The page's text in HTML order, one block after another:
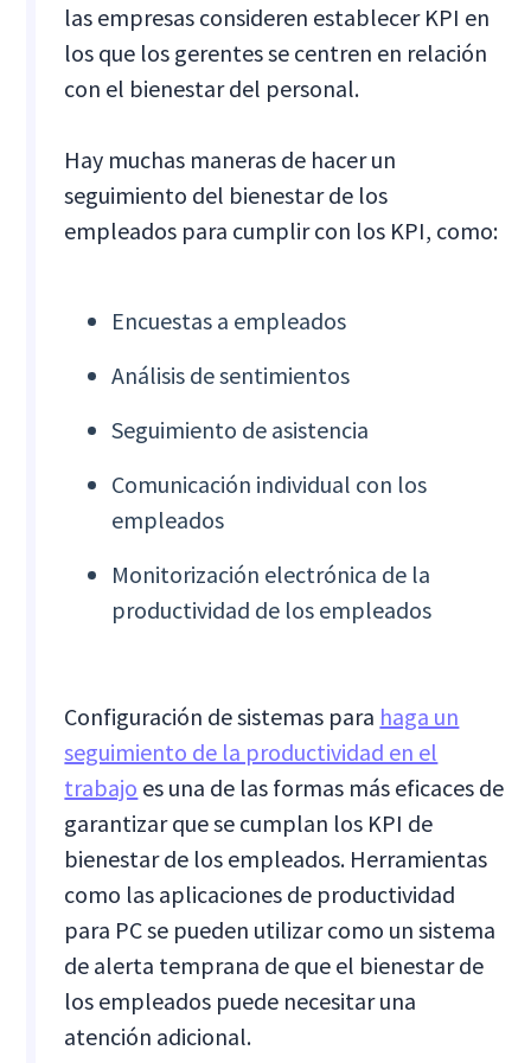
las empresas consideren establecer KPI en
los que los gerentes se centren en relación
con el bienestar del personal.
Hay muchas maneras de hacer un
seguimiento del bienestar de los
empleados para cumplir con los KPI, como:
Encuestas a empleados
Análisis de sentimientos
Seguimiento de asistencia
Comunicación individual con los
empleados
Monitorización electrónica de la
productividad de los empleados
Configuración de sistemas para haga un
seguimiento de la productividad en el
trabajo es una de las formas más eficaces de
garantizar que se cumplan los KPI de
bienestar de los empleados. Herramientas
como las aplicaciones de productividad
para PC se pueden utilizar como un sistema
de alerta temprana de que el bienestar de
los empleados puede necesitar una
atención adicional.